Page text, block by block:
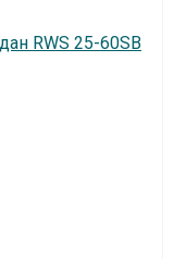
RWS 25-60SB